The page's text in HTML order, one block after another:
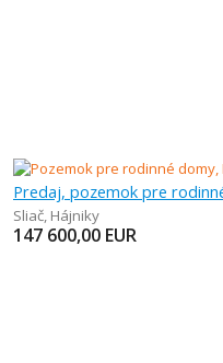
Sliač, Hájniky
147 600,00 EUR